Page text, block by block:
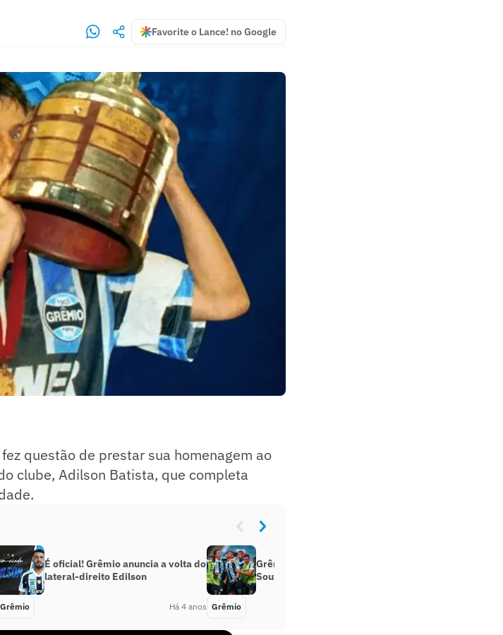
Favorite o Lance! no Google
questão de prestar sua homenagem ao
clube, Adilson Batista, que completa
É oficial! Grêmio anuncia a volta do
lateral-direito Edilson
Grêmio Há 4 anos
Grêmio espera contar como Diego
Souza para a semifinal do Gauchão
Grêmio